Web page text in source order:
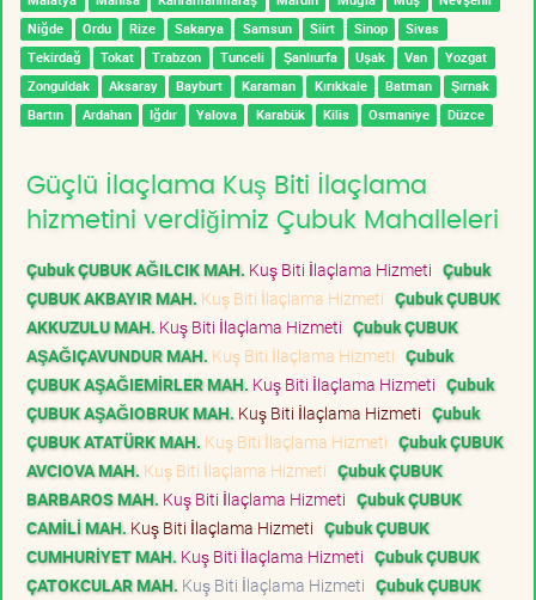
Niğde
Ordu Rize Sakarya Samsun Siirt Sinop
Sivas
Tekirdağ
Tokat Trabzon Tunceli Şanlıurfa Uşak Van
Yozgat
Zonguldak
Aksaray Bayburt Karaman Kırıkkale Batman
Şırnak
Bartın
Ardahan Iğdır Yalova Karabük Kilis Osmaniye Düzce
Güçlü İlaçlama Kuş Biti İlaçlama
hizmetini verdiğimiz Çubuk Mahalleleri
Çubuk ÇUBUK AĞILCIK MAH. Kuş Biti İlaçlama Hizmeti Çubuk
ÇUBUK AKBAYIR MAH. Kuş Biti İlaçlama Hizmeti Çubuk ÇUBUK
AKKUZULU MAH. Kuş Biti İlaçlama Hizmeti Çubuk ÇUBUK
AŞAĞIÇAVUNDUR MAH. Kuş Biti İlaçlama Hizmeti Çubuk
ÇUBUK AŞAĞIEMİRLER MAH. Kuş Biti İlaçlama Hizmeti Çubuk
ÇUBUK AŞAĞIOBRUK MAH. Kuş Biti İlaçlama Hizmeti Çubuk
ÇUBUK ATATÜRK MAH. Kuş Biti İlaçlama Hizmeti Çubuk ÇUBUK
AVCIOVA MAH. Kuş Biti İlaçlama Hizmeti Çubuk ÇUBUK
BARBAROS MAH. Kuş Biti İlaçlama Hizmeti Çubuk ÇUBUK
CAMİLİ MAH. Kuş Biti İlaçlama Hizmeti Çubuk ÇUBUK
CUMHURİYET MAH. Kuş Biti İlaçlama Hizmeti Çubuk ÇUBUK
ÇATOKCULAR MAH. Kuş Biti İlaçlama Hizmeti Çubuk ÇUBUK